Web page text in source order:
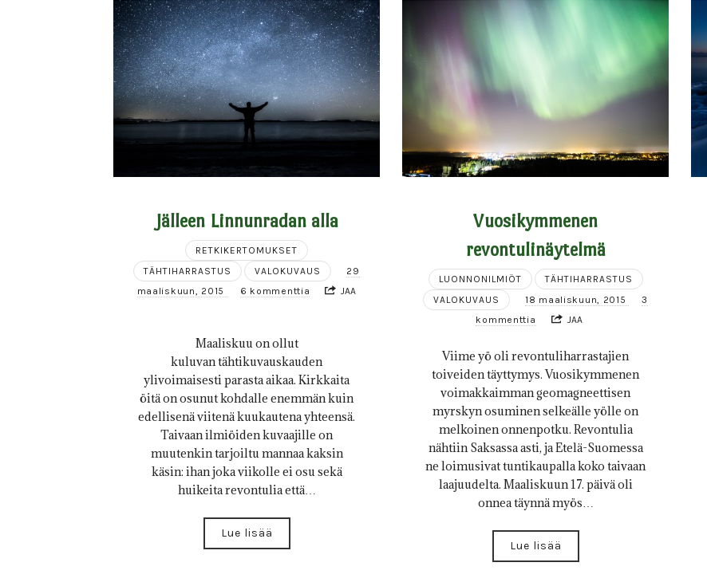
Jälleen Linnunradan alla
RETKIKERTOMUKSET
TÄHTIHARRASTUS
VALOKUVAUS
29
maaliskuun, 2015
6 kommenttia JAA
Maaliskuu on ollut
kuluvan tähtikuvauskauden
ylivoimaisesti parasta aikaa. Kirkkaita
öitä on osunut kohdalle enemmän kuin
edellisenä viitenä kuukautena yhteensä.
Taivaan ilmiöiden kuvaajille on
muutenkin tarjoiltu mannaa kaksin
käsin: ihan joka viikolle ei osu sekä
huikeita revontulia että…
Lue lisää
Vuosikymmenen
revontulinäytelmä
LUONNONILMIÖT
TÄHTIHARRASTUS
VALOKUVAUS
18 maaliskuun, 2015
3
kommenttia
JAA
Viime yö oli revontuliharrastajien
toiveiden täyttymys. Vuosikymmenen
voimakkaimman geomagneettisen
myrskyn osuminen selkeälle yölle on
melkoinen onnenpotku. Revontulia
nähtiin Saksassa asti, ja Etelä-Suomessa
ne loimusivat tuntikaupalla koko taivaan
laajuudelta. Maaliskuun 17. päivä oli
onnea täynnä myös…
Lue lisää